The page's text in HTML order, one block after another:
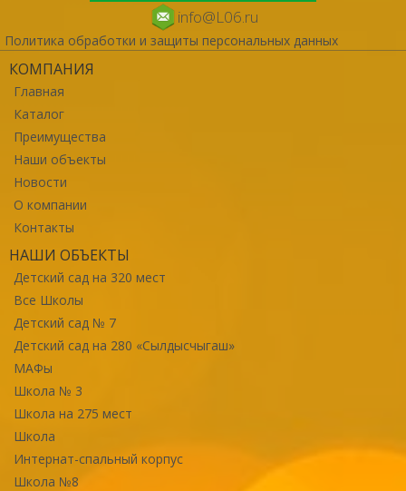
info@L06.ru
Политика обработки и защиты персональных данных
КОМПАНИЯ
Главная
Каталог
Преимущества
Наши объекты
Новости
О компании
Контакты
НАШИ ОБЪЕКТЫ
Детский сад на 320 мест
Все Школы
Детский сад № 7
Детский сад на 280 «Сылдысчыгаш»
МАФы
Школа № 3
Школа на 275 мест
Школа
Интернат-спальный корпус
Школа №8